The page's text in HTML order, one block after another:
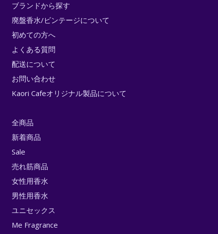
ブランドから探す
廃盤香水/ビンテージについて
初めての方へ
よくある質問
配送について
お問い合わせ
Kaori Cafeオリジナル製品について
全商品
新着商品
Sale
売れ筋商品
女性用香水
男性用香水
ユニセックス
Me Fragrance